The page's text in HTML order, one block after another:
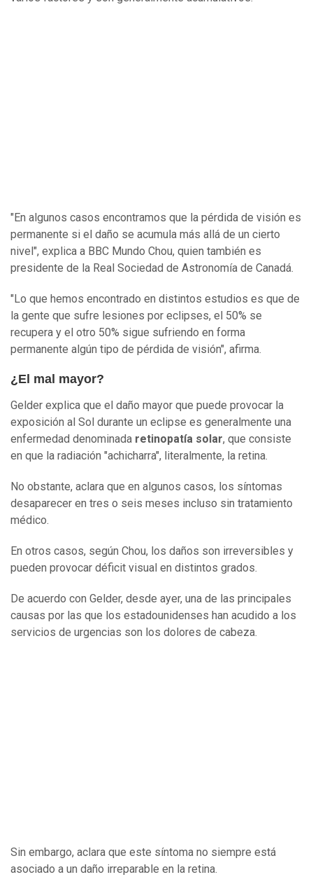
"En algunos casos encontramos que la pérdida de visión es
permanente si el daño se acumula más allá de un cierto
nivel", explica a BBC Mundo Chou, quien también es
presidente de la Real Sociedad de Astronomía de Canadá.
"Lo que hemos encontrado en distintos estudios es que de
la gente que sufre lesiones por eclipses, el 50% se
recupera y el otro 50% sigue sufriendo en forma
permanente algún tipo de pérdida de visión", afirma.
¿El mal mayor?
Gelder explica que el daño mayor que puede provocar la
exposición al Sol durante un eclipse es generalmente una
enfermedad denominada retinopatía solar, que consiste
en que la radiación "achicharra", literalmente, la retina.
No obstante, aclara que en algunos casos, los síntomas
desaparecer en tres o seis meses incluso sin tratamiento
médico.
En otros casos, según Chou, los daños son irreversibles y
pueden provocar déficit visual en distintos grados.
De acuerdo con Gelder, desde ayer, una de las principales
causas por las que los estadounidenses han acudido a los
servicios de urgencias son los dolores de cabeza.
Sin embargo, aclara que este síntoma no siempre está
asociado a un daño irreparable en la retina.